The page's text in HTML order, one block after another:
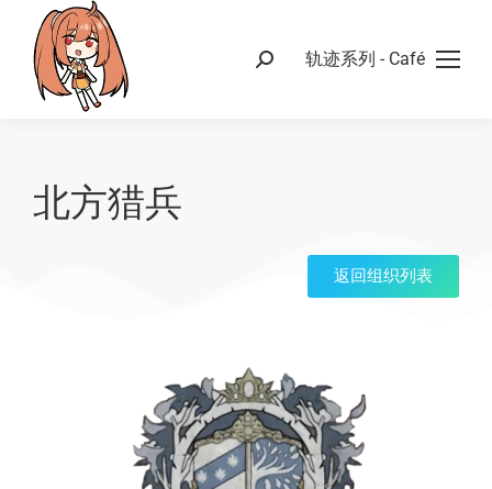
轨迹系列 - Café
北方猎兵
返回组织列表